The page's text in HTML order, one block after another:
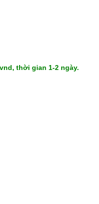
thời gian 1-2 ngày.